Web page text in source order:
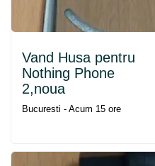
Vand Husa pentru
Nothing Phone
2,noua
Bucuresti - Acum 15 ore